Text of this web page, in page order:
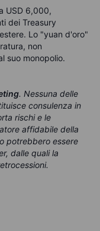
USD 6,000,
dei Treasury
Lo "yuan d'oro"
non
suo monopolio.
. Nessuna delle
consulenza in
rischi e le
affidabile della
potrebbero essere
dalle quali la